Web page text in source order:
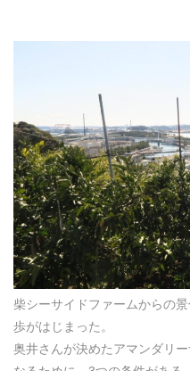
柴シーサイドファームからの
歩がはじまった。
奥井さんが決めたアマンダリ